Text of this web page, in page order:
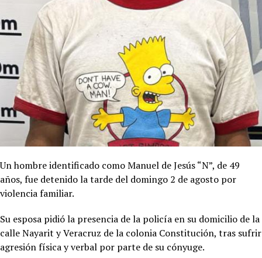
Un hombre identificado como Manuel de Jesús “N”, de 49
años, fue detenido la tarde del domingo 2 de agosto por
violencia familiar.
Su esposa pidió la presencia de la policía en su domicilio de la
calle Nayarit y Veracruz de la colonia Constitución, tras sufrir
agresión física y verbal por parte de su cónyuge.